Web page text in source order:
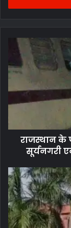
राजस्थान के
सूर्यनगरी